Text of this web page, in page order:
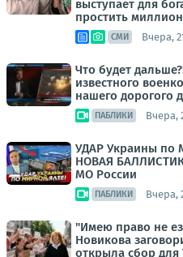
выступает для
простить
СМИ Вчера,
Что будет
известного
нашего дорогого
ПАБЛИКИ Вчера,
УДАР Украины по
НОВАЯ
МО России
ПАБЛИКИ Вчера,
"Имею право не
Новикова
открыла сбор для